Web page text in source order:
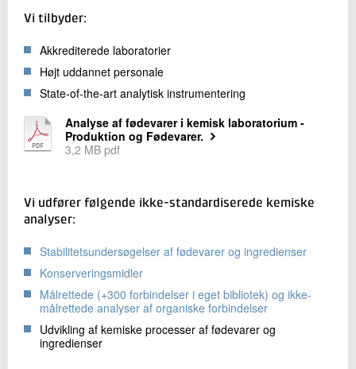
Vi tilbyder:
Akkrediterede laboratorier
Højt uddannet personale
State-of-the-art analytisk instrumentering
Analyse af fødevarer i kemisk laboratorium -
Produktion og Fødevarer.
3,2 MB pdf
Vi udfører følgende ikke-standardiserede kemiske
analyser:
Stabilitetsundersøgelser af fødevarer og ingredienser
Konserveringsmidler
Målrettede (+300 forbindelser i eget bibliotek) og ikke-
målrettede analyser af organiske forbindelser
Udvikling af kemiske processer af fødevarer og
ingredienser